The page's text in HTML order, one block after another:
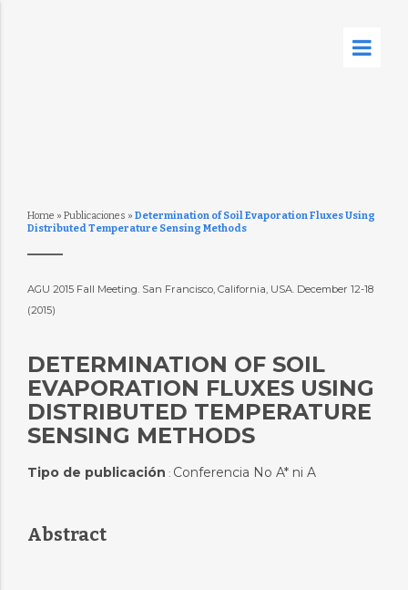
Home » Publicaciones » Determination of Soil Evaporation Fluxes Using
Distributed Temperature Sensing Methods
AGU 2015 Fall Meeting. San Francisco, California, USA. December 12-18
(2015)
DETERMINATION OF SOIL
EVAPORATION FLUXES USING
DISTRIBUTED TEMPERATURE
SENSING METHODS
Tipo de publicación : Conferencia No A* ni A
Abstract